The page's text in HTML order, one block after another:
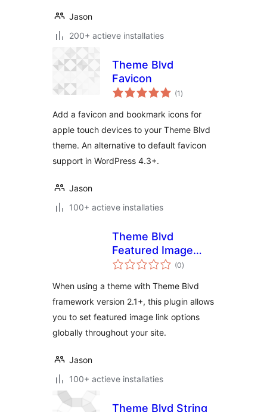
Jason
200+ actieve installaties
Theme Blvd
Favicon
(1 totaal
waarderingen
)
Add a favicon and bookmark icons for
apple touch devices to your Theme Blvd
theme. An alternative to default favicon
support in WordPress 4.3+.
Jason
100+ actieve installaties
Theme Blvd
Featured Image
Link Override
(0totaal
waarderingen
)
When using a theme with Theme Blvd
framework version 2.1+, this plugin allows
you to set featured image link options
globally throughout your site.
Jason
100+ actieve installaties
Theme Blvd String